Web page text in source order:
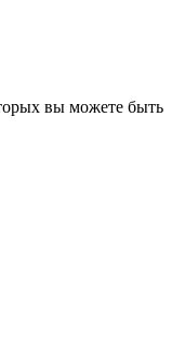
вы можете быть